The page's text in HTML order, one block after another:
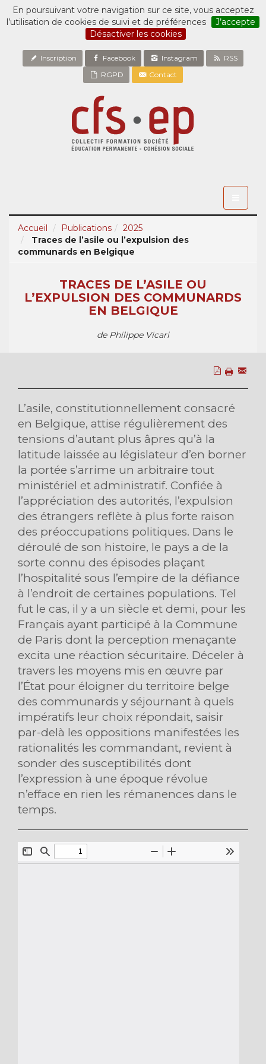
En poursuivant votre navigation sur ce site, vous acceptez
l’utilisation de cookies de suivi et de préférences
J’accepte
Désactiver les cookies
Inscription Facebook Instagram
RSS
RGPD
Contact
Accueil
Publications
2025
Traces de l’asile ou l’expulsion des
communards en Belgique
TRACES DE L’ASILE OU
L’EXPULSION DES COMMUNARDS
EN BELGIQUE
de Philippe Vicari
L’asile, constitutionnellement consacré
en Belgique, attise régulièrement des
tensions d’autant plus âpres qu’à la
latitude laissée au législateur d’en borner
la portée s’arrime un arbitraire tout
ministériel et administratif. Confiée à
l’appréciation des autorités, l’expulsion
des étrangers reflète à plus forte raison
des préoccupations politiques. Dans le
déroulé de son histoire, le pays a de la
sorte connu des épisodes plaçant
l’hospitalité sous l’empire de la défiance
à l’endroit de certaines populations. Tel
fut le cas, il y a un siècle et demi, pour les
Français ayant participé à la Commune
de Paris dont la perception menaçante
excita une réaction sécuritaire. Déceler à
travers les moyens mis en œuvre par
l’État pour éloigner du territoire belge
des communards y séjournant à quels
impératifs leur choix répondait, saisir
par-delà les oppositions manifestées les
rationalités les commandant, revient à
sonder des susceptibilités dont
l’expression à une époque révolue
n’efface en rien les rémanences dans le
temps.